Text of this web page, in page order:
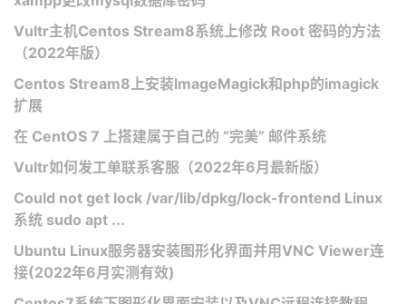
Vultr主机Centos Stream8系统上修改 Root 密码的方法
（2022年版）
Centos Stream8上安装ImageMagick和php的imagick
扩展
在 CentOS 7 上搭建属于自己的 “完美” 邮件系统
Vultr如何发工单联系客服（2022年6月最新版）
Could not get lock /var/lib/dpkg/lock-frontend Linux
系统 sudo apt ...
Ubuntu Linux服务器安装图形化界面并用VNC Viewer连
接(2022年6月实测有效)